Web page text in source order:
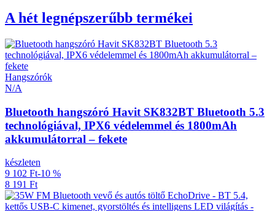
A hét legnépszerűbb termékei
Hangszórók
N/A
Bluetooth hangszóró Havit SK832BT Bluetooth 5.3
technológiával, IPX6 védelemmel és 1800mAh
akkumulátorral – fekete
készleten
9 102 Ft-10 %
8 191 Ft